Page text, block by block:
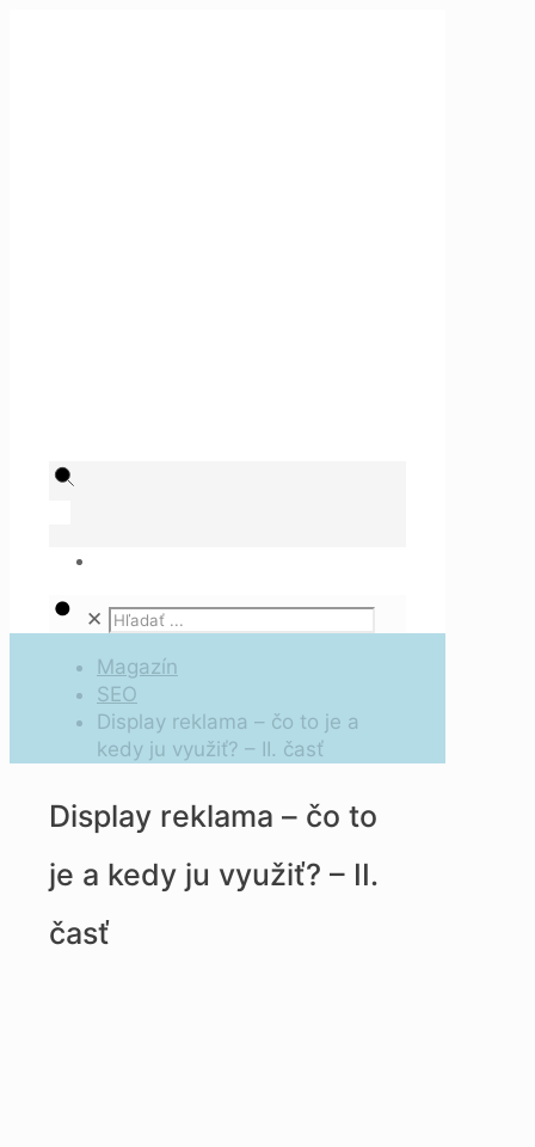
✕
Magazín
SEO
Display reklama – čo to je a
kedy ju využiť? – II. časť
Display reklama – čo to
je a kedy ju využiť? – II.
časť